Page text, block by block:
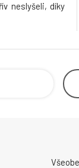
neslyšeli, díky